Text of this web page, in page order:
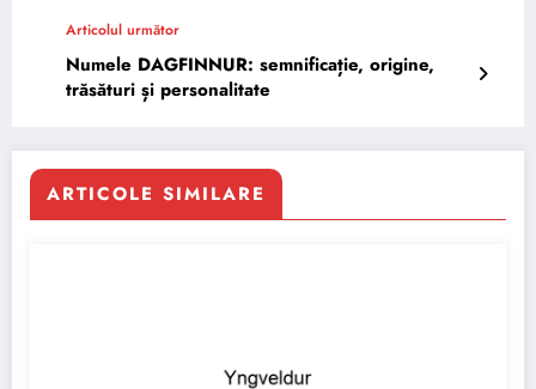
Articolul următor
Numele DAGFINNUR: semnificație, origine,
trăsături și personalitate
ARTICOLE SIMILARE